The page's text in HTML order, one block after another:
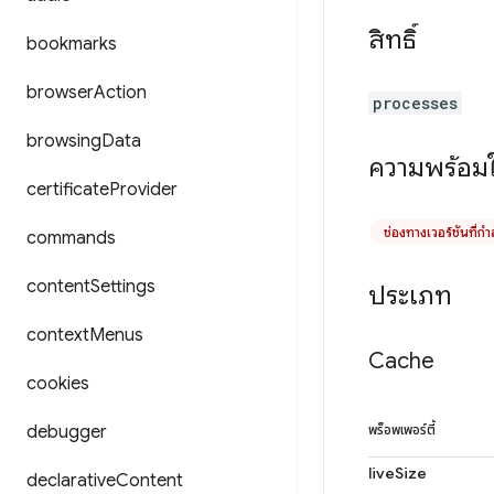
bookmarks
browserAction
browsingData
certificateProvider
commands
contentSettings
contextMenus
cookies
debugger
declarativeContent
สิทธิ์
processes
ความพร้อม
ช่องทางเวอร์ชันที่ก
ประเภท
Cache
พร็อพเพอร์ตี้
liveSize